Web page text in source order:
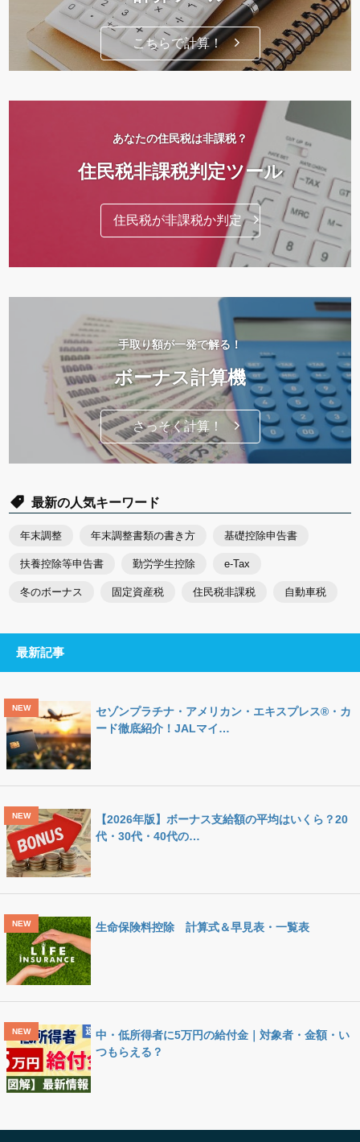
こちらで計算！
あなたの住民税は非課税？
住民税非課税判定ツール
住民税が非課税か判定
手取り額が一発で解る！
ボーナス計算機
さっそく計算！
最新の人気キーワード
年末調整 年末調整書類の書き方 基礎控除申告書
扶養控除等申告書 勤労学生控除 e-Tax
冬のボーナス 固定資産税 住民税非課税 自動車税
最新記事
セゾンプラチナ・アメリカン・エキスプレス®・カ
ード徹底紹介！JALマイ…
【2026年版】ボーナス支給額の平均はいくら？20
代・30代・40代の…
生命保険料控除 計算式＆早見表・一覧表
中・低所得者に5万円の給付金｜対象者・金額・い
つもらえる？